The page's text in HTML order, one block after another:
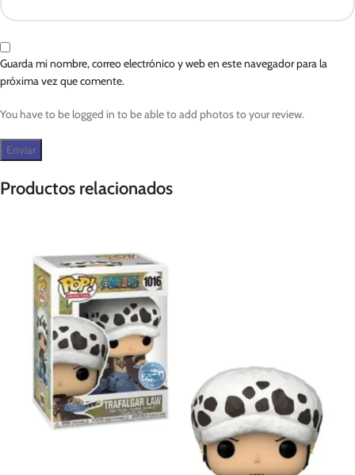
Guarda mi nombre, correo electrónico y web en este navegador para la
próxima vez que comente.
You have to be logged in to be able to add photos to your review.
Productos relacionados